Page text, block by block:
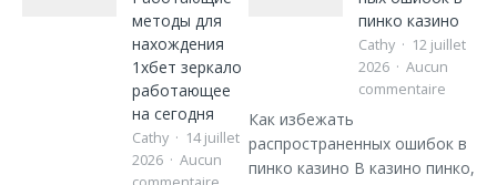
методы для
нахождения
1хбет зеркало
работающее
на сегодня
Cathy
14 juillet
2026
Aucun
пинко казино
Cathy
12 juillet
2026
Aucun
commentaire
Как избежать
распространенных ошибок в
пинко казино В казино пинко,